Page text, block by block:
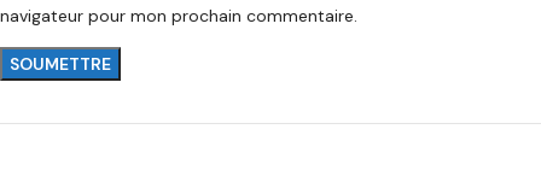
navigateur pour mon prochain commentaire.